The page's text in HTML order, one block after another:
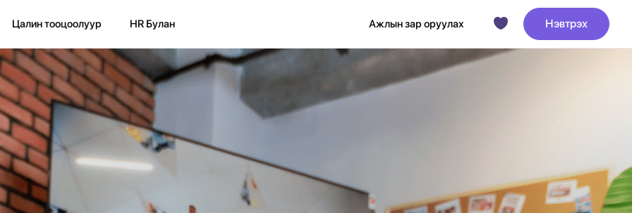
Цалин тооцоолуур HR Булан Ажлын зар оруулах Нэвтрэх